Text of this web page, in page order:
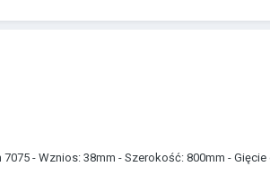
- Wznios: 38mm - Szerokość: 800mm -